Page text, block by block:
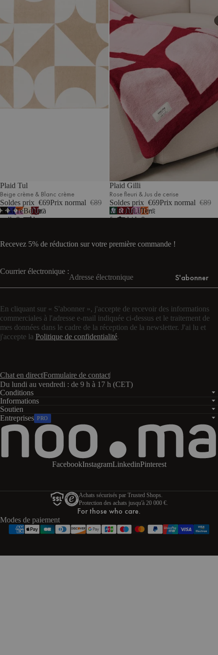
Plaid Tul
Beige crème & Blanc crème
Soldes prix €69Prix normal €89
Noir
volcan
crème
Myrtille
douce
crème
Terracotta
&
Beige
crème
crème
Jus
de
Blue
7
Plaid Gilli
Rose fleuri & Jus de cerise
Soldes prix €69Prix normal €89
Vert
forêt
Rose
fleuri
de
Jus
de
Blue
Lilas
doux
crème
Terracotta
&
7
Recevez 5% de réduction sur votre première commande !
Courrier électronique :
S'abonner
En cliquant sur « S'abonner », j'accepte de recevoir des informations
commerciales à l'adresse e-mail indiquée ci-dessus et le traitement de
mes données dans le cadre de la réception de la newsletter. J'ai lu et
j'accepte la Politique de confidentialité.
Chat en directFormulaire de contact
Du lundi au vendredi : de 9 h à 17 h (CET)
Conditions
Informations
Soutien
Entreprises PRO
FacebookInstagramLinkedinPinterest
Achats sécurisés par Trusted Shops.
Protection des achats jusqu'à 20 000 €.
For those who care.
Modes de paiement